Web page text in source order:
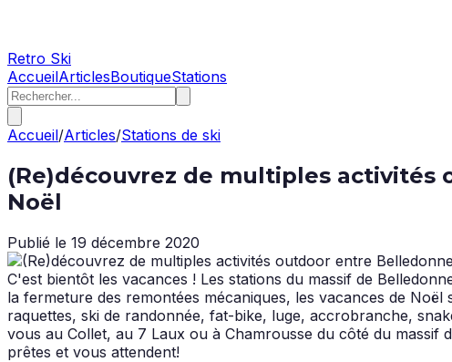
Retro Ski
AccueilArticlesBoutiqueStations
Accueil/Articles/Stations de ski
(Re)découvrez de multiples activités
Noël
Publié le 19 décembre 2020
C'est bientôt les vacances ! Les stations du massif de
la fermeture des remontées mécaniques, les vacances de
raquettes, ski de randonnée, fat-bike, luge, accrobranche,
vous au Collet, au 7 Laux ou à Chamrousse du côté du massif
prêtes et vous attendent!